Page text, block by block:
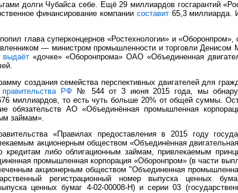
долги Чубайса себе. Ещё 29 миллиардов госгарантий
финансирование компании составит65,3 миллиарда.
глава суперконцернов «Ростехнологии» и
— министром промышленности и торговли Денисом
выдаёт «дочке» «Оборонпрома» ОАО «Объединенная
создания семейства перспективных двигателей для
правительства РФ№ 544 от 3 июня 2015 года, мы
миллиардов, то есть чуть больше 20% от общей суммы.
обязательств АО «Объединённая промышленная
займам».
«Правилах предоставления в 2015 году
акционерным обществом «Объединённая
кредитам либо облигационным займам, привлекаемым
промышленная корпорация «Оборонпром» (в части
акционерным обществом "Объединенная
регистрационный номер выпуска ценных
ценных бумаг 4-02-00008-Н) и серии 03